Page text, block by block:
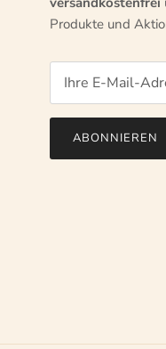
Produkte und
ABONNIEREN